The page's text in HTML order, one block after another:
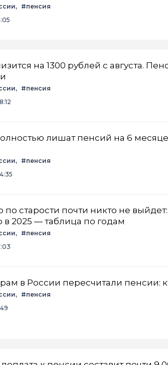
#пенсия
на 1300 рублей с августа.
#пенсия
лишат пенсий на 6
#пенсия
старости почти никто не
2025 — таблица по годам
#пенсия
в России пересчитали пенсии:
#пенсия